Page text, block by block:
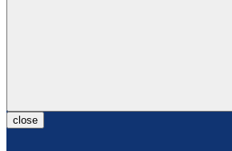
close